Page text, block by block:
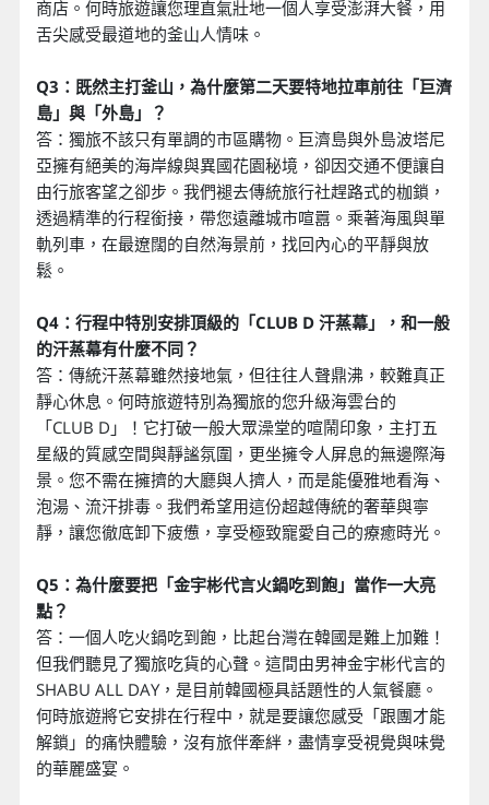
商店。何時旅遊讓您理直氣壯地一個人享受澎湃大餐，用
舌尖感受最道地的釜山人情味。
Q3：既然主打釜山，為什麼第二天要特地拉車前往「巨濟
島」與「外島」？
答：獨旅不該只有單調的市區購物。巨濟島與外島波塔尼
亞擁有絕美的海岸線與異國花園秘境，卻因交通不便讓自
由行旅客望之卻步。我們褪去傳統旅行社趕路式的枷鎖，
透過精準的行程銜接，帶您遠離城市喧囂。乘著海風與單
軌列車，在最遼闊的自然海景前，找回內心的平靜與放
鬆。
Q4：行程中特別安排頂級的「CLUB D 汗蒸幕」，和一般
的汗蒸幕有什麼不同？
答：傳統汗蒸幕雖然接地氣，但往往人聲鼎沸，較難真正
靜心休息。何時旅遊特別為獨旅的您升級海雲台的
「CLUB D」！它打破一般大眾澡堂的喧鬧印象，主打五
星級的質感空間與靜謐氛圍，更坐擁令人屏息的無邊際海
景。您不需在擁擠的大廳與人擠人，而是能優雅地看海、
泡湯、流汗排毒。我們希望用這份超越傳統的奢華與寧
靜，讓您徹底卸下疲憊，享受極致寵愛自己的療癒時光。
Q5：為什麼要把「金宇彬代言火鍋吃到飽」當作一大亮
點？
答：一個人吃火鍋吃到飽，比起台灣在韓國是難上加難！
但我們聽見了獨旅吃貨的心聲。這間由男神金宇彬代言的
SHABU ALL DAY，是目前韓國極具話題性的人氣餐廳。
何時旅遊將它安排在行程中，就是要讓您感受「跟團才能
解鎖」的痛快體驗，沒有旅伴牽絆，盡情享受視覺與味覺
的華麗盛宴。